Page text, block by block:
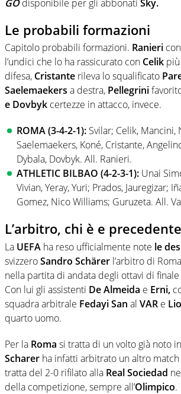
GOdisponibile per gli abbonati Sky.
Le probabili formazioni
Capitolo probabili formazioni. Ranieri
l’undici che lo ha rassicurato con Celik
difesa, Cristante rileva lo squalificato
Saelemaekers a destra, Pellegrini
e Dovbyk certezze in attacco, invece.
ROMA (3-4-2-1): Svilar; Celik, Mancini,
Saelemaekers, Koné, Cristante,
Dybala, Dovbyk. All. Ranieri.
ATHLETIC BILBAO (4-2-3-1): Unai
Vivian, Yeray, Yuri; Prados, Jauregizar;
Gomez, Nico Williams; Guruzeta. All.
L’arbitro, chi è e precedente
La UEFA ha reso ufficialmente note le
svizzeroSandro Schärer l’arbitro di
nella partita di andata degli ottavi di
Con lui gli assistenti De Almeida e Erni,
squadra arbitrale Fedayi San al VAR e
quarto uomo.
Per la Roma si tratta di un volto già noto in
Scharer ha infatti arbitrato un altro
tratta del 2-0 rifilato alla Real Sociedad
della competizione, sempre all’Olimpico.